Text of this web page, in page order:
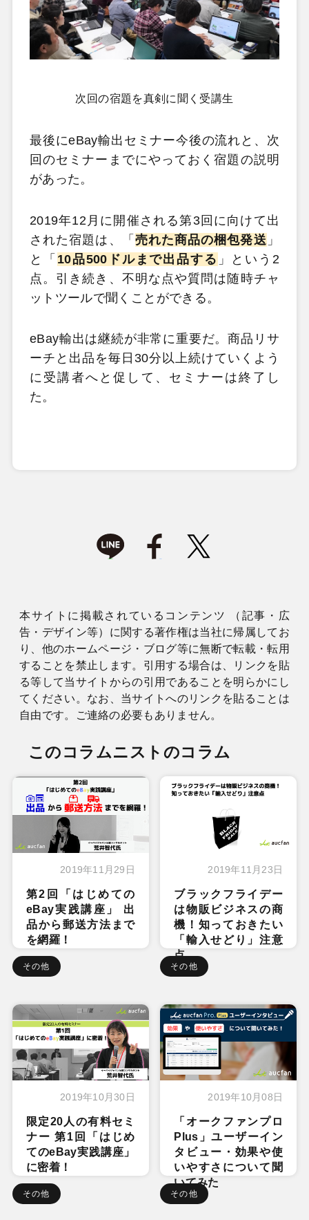
次回の宿題を真剣に聞く受講生
最後にeBay輸出セミナー今後の流れと、次
回のセミナーまでにやっておく宿題の説明
があった。
2019年12月に開催される第3回に向けて出
された宿題は、「 売れた商品の梱包発送 」
と「 10品500ドルまで出品する 」という2
点。引き続き、不明な点や質問は随時チャ
ットツールで聞くことができる。
eBay輸出は継続が非常に重要だ。商品リサ
ーチと出品を毎日30分以上続けていくよう
に受講者へと促して、セミナーは終了し
た。
本サイトに掲載されているコンテンツ （記事・広
告・デザイン等）に関する著作権は当社に帰属してお
り、他のホームページ・ブログ等に無断で転載・転用
することを禁止します。引用する場合は、リンクを貼
る等して当サイトからの引用であることを明らかにし
てください。なお、当サイトへのリンクを貼ることは
自由です。ご連絡の必要もありません。
このコラムニストのコラム
2019年11月29日
第2回「はじめての
eBay実践講座」 出
品から郵送方法まで
を網羅！
その他
2019年11月23日
ブラックフライデー
は物販ビジネスの商
機！知っておきたい
「輸入せどり」注意
点
その他
2019年10月30日
限定20人の有料セミ
ナー 第1回「はじめ
てのeBay実践講座」
に密着！
その他
2019年10月08日
「オークファンプロ
Plus」ユーザーイン
タビュー・効果や使
いやすさについて聞
いてみた
その他